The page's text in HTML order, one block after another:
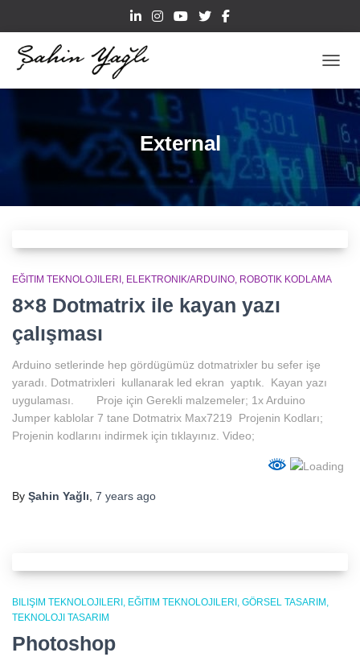
External
EĞITIM TEKNOLOJILERI ELEKTRONIK/ARDUINO ROBOTIK KODLAMA
8×8 Dotmatrix ile kayan yazı
çalışması
Arduino setlerinde hep gördügümüz dotmatrixler bu sefer işe
yaradı. Dotmatrixleri kullanarak led ekran yaptık. Kayan yazı
uygulaması. Proje için Gerekli malzemeler; 1x Arduino
Jumper kablolar 7 tane Dotmatrix Max7219 Projenin Kodları;
Projenin kodlarını indirmek için tıklayınız. Video;
By Şahin Yağlı, 7 years ago
BILIŞIM TEKNOLOJILERI EĞITIM TEKNOLOJILERI
GÖRSEL TASARIM
TEKNOLOJI TASARIM
Photoshop